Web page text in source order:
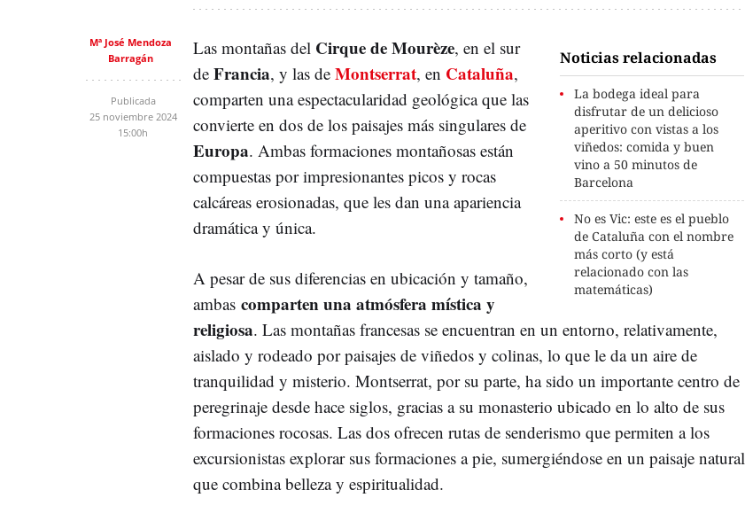
Mª José Mendoza
Barragán
Publicada
25 noviembre 2024
15:00h
Noticias relacionadas
La bodega ideal para
disfrutar de un delicioso
aperitivo con vistas a los
viñedos: comida y buen
vino a 50 minutos de
Barcelona
No es Vic: este es el pueblo
de Cataluña con el nombre
más corto (y está
relacionado con las
matemáticas)
Las montañas del Cirque de Mourèze, en el sur
de Francia, y las de Montserrat, en Cataluña,
comparten una espectacularidad geológica que las
convierte en dos de los paisajes más singulares de
Europa. Ambas formaciones montañosas están
compuestas por impresionantes picos y rocas
calcáreas erosionadas, que les dan una apariencia
dramática y única.
A pesar de sus diferencias en ubicación y tamaño,
ambas comparten una atmósfera mística y
religiosa. Las montañas francesas se encuentran en un entorno, relativamente,
aislado y rodeado por paisajes de viñedos y colinas, lo que le da un aire de
tranquilidad y misterio. Montserrat, por su parte, ha sido un importante centro de
peregrinaje desde hace siglos, gracias a su monasterio ubicado en lo alto de sus
formaciones rocosas. Las dos ofrecen rutas de senderismo que permiten a los
excursionistas explorar sus formaciones a pie, sumergiéndose en un paisaje natural
que combina belleza y espiritualidad.